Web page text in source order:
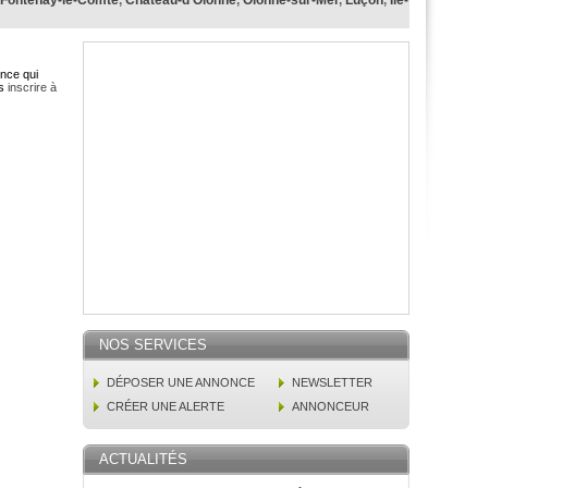
qui
inscrire à
NOS SERVICES
DÉPOSER UNE ANNONCE
NEWSLETTER
CRÉER UNE ALERTE
ANNONCEUR
ACTUALITÉS